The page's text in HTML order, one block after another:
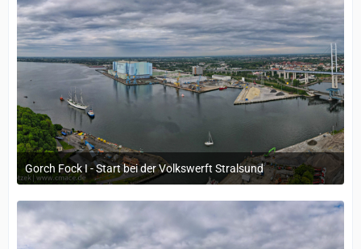
Gorch Fock I - Start bei der Volkswerft Stralsund
21. Mai 2024 um 10:29